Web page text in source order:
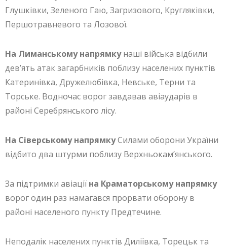
Глушківки, Зеленого Гаю, Загризового, Кругляківки,
Першотравневого та Лозової.
На Лиманському напрямкунаші війська відбили
дев’ять атак загарбників поблизу населених пунктів
Катеринівка, Дружелюбівка, Невське, Терни та
Торське. Водночас ворог завдавав авіаударів в
районі Серебрянського лісу.
На Сіверському напрямкуСилами оборони України
відбито два штурми поблизу Верхньокам’янського.
За підтримки авіації на Краматорському напрямку
ворог один раз намагався прорвати оборону в
районі населеного пункту Предтечине.
Неподалік населених пунктів Диліївка, Торецьк та